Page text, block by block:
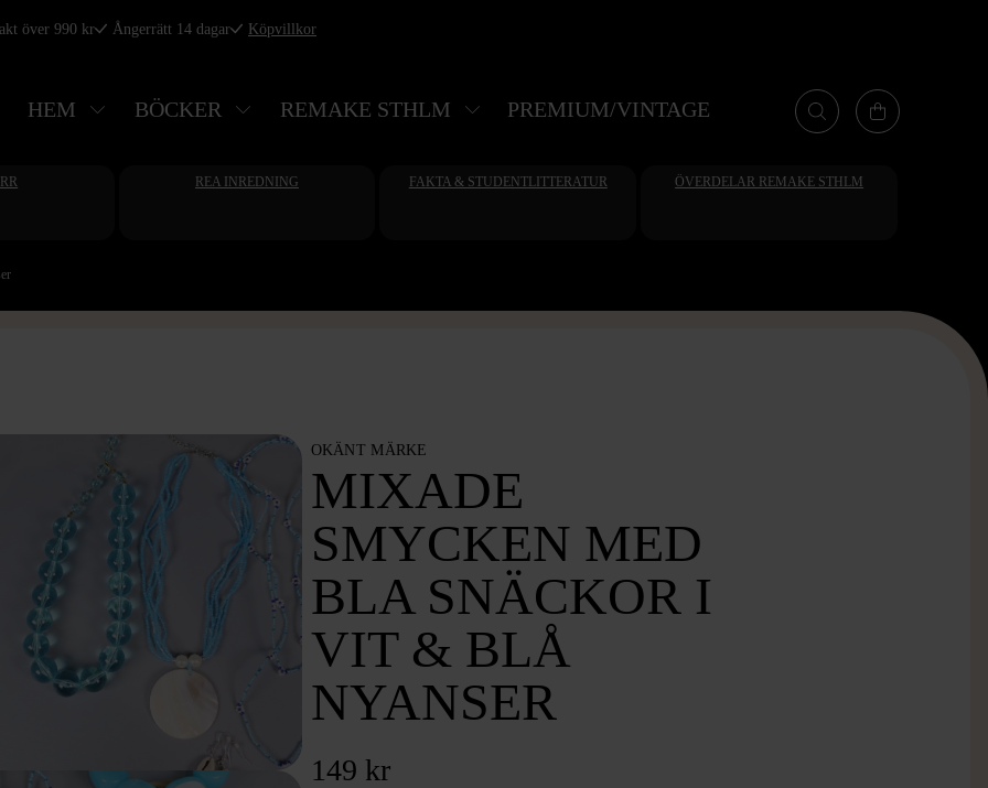
över 990 kr Ångerrätt 14 dagar Köpvillkor
HEM BÖCKER REMAKE STHLM PREMIUM/VINTAGE
REA INREDNING FAKTA & STUDENTLITTERATUR ÖVERDELAR REMAKE STHLM
OKÄNT MÄRKE
MIXADE
SMYCKEN MED
BLA SNÄCKOR I
VIT & BLÅ
NYANSER
149 kr